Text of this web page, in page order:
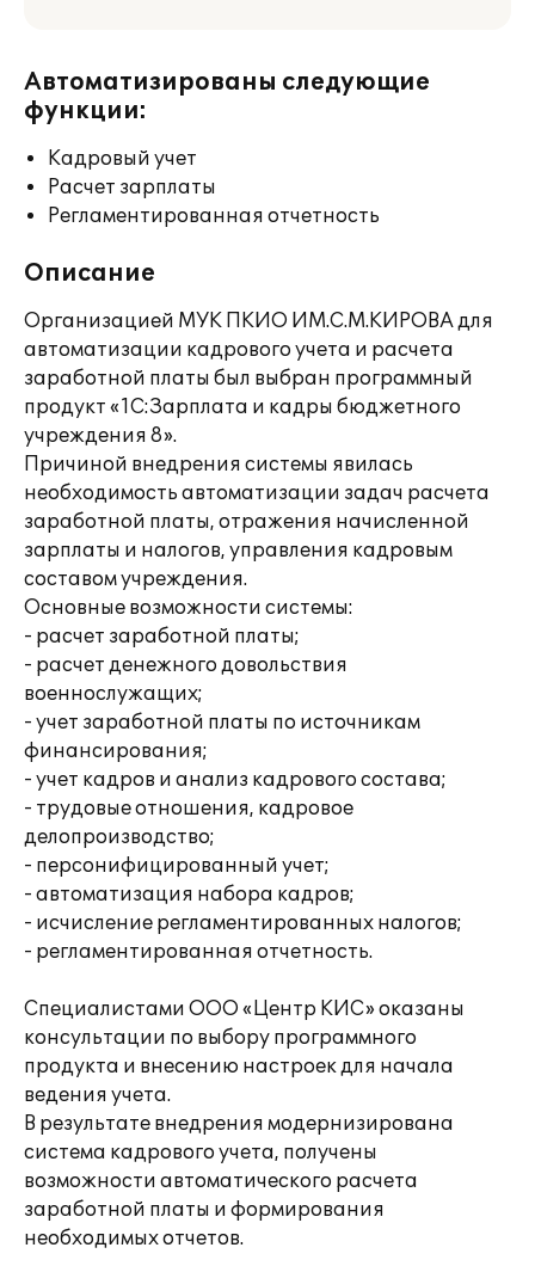
Автоматизированы следующие
функции:
Кадровый учет
Расчет зарплаты
Регламентированная отчетность
Описание
Организацией МУК ПКИО ИМ.С.М.КИРОВА для
автоматизации кадрового учета и расчета
заработной платы был выбран программный
продукт «1С:Зарплата и кадры бюджетного
учреждения 8».
Причиной внедрения системы явилась
необходимость автоматизации задач расчета
заработной платы, отражения начисленной
зарплаты и налогов, управления кадровым
составом учреждения.
Основные возможности системы:
- расчет заработной платы;
- расчет денежного довольствия
военнослужащих;
- учет заработной платы по источникам
финансирования;
- учет кадров и анализ кадрового состава;
- трудовые отношения, кадровое
делопроизводство;
- персонифицированный учет;
- автоматизация набора кадров;
- исчисление регламентированных налогов;
- регламентированная отчетность.
Специалистами ООО «Центр КИС» оказаны
консультации по выбору программного
продукта и внесению настроек для начала
ведения учета.
В результате внедрения модернизирована
система кадрового учета, получены
возможности автоматического расчета
заработной платы и формирования
необходимых отчетов.